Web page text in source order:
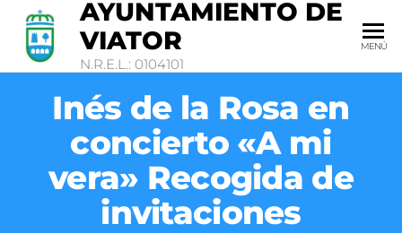
AYUNTAMIENTO DE
VIATOR
N.R.E.L.: 0104101
MENÚ
Inés de la Rosa en
concierto «A mi
vera» Recogida de
invitaciones